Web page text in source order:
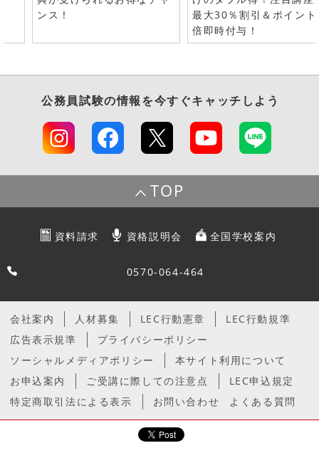
ンス！
最大30％割引＆ポイン
倍即時付与！
公務員試験の情報を今すぐキャッチしよう
TOP
資料請求 資格説明会 全国学校案内
0570-064-464
会社案内 人材募集 LEC行動憲章
LEC行動規準
広告表示規準
プライバシーポリシー
ソーシャルメディアポリシー
本サイト利用について
お申込案内
ご受講に際しての注意点
LEC申込規定
特定商取引法による表示
お問い合わせ よくある質問